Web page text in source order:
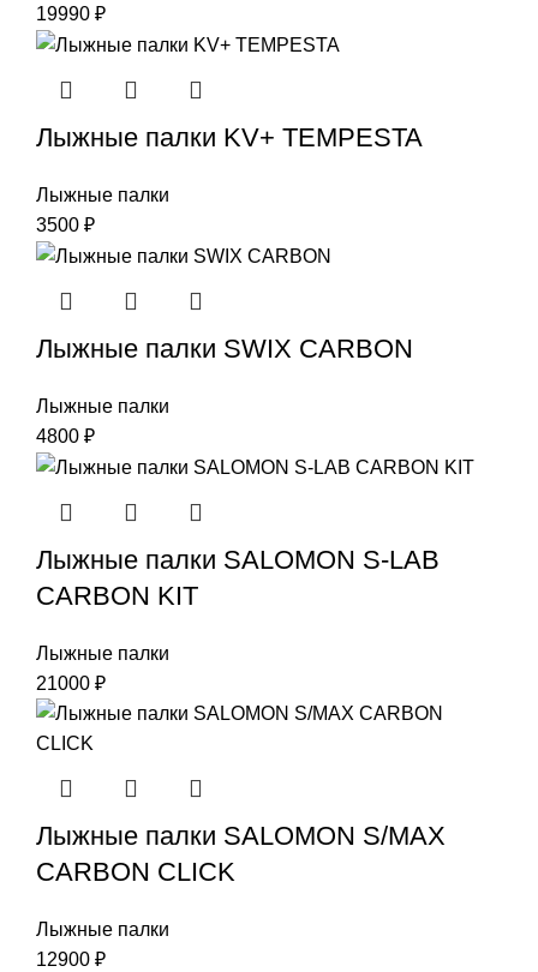
19990 ₽
Лыжные палки KV+ TEMPESTA
Лыжные палки
3500 ₽
Лыжные палки SWIX CARBON
Лыжные палки
4800 ₽
Лыжные палки SALOMON S-LAB
CARBON KIT
Лыжные палки
21000 ₽
Лыжные палки SALOMON S/MAX
CARBON CLICK
Лыжные палки
12900 ₽